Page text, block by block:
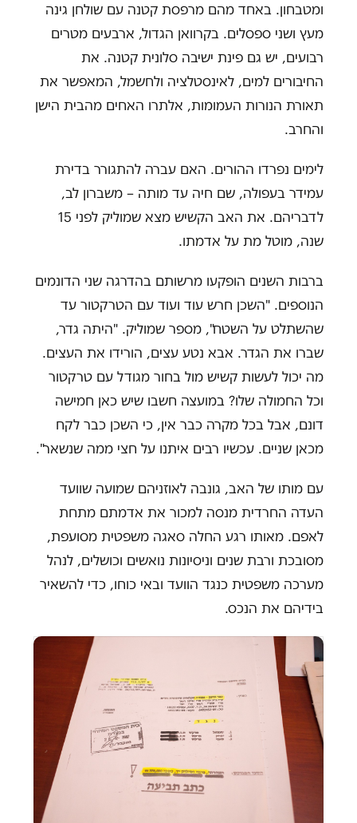
ומטבחון. באחד מהם מרפסת קטנה עם שולחן גינה
מעץ ושני ספסלים. בקרוואן הגדול, ארבעים מטרים
רבועים, יש גם פינת ישיבה סלונית קטנה. את
החיבורים למים, לאינסטלציה ולחשמל, המאפשר את
תאורת הנורות העמומות, אלתרו האחים מהבית הישן
והחרב.
לימים נפרדו ההורים. האם עברה להתגורר בדירת
עמידר בעפולה, שם חיה עד מותה – משברון לב,
לדבריהם. את האב הקשיש מצא שמוליק לפני 15
שנה, מוטל מת על אדמתו.
ברבות השנים הופקעו מרשותם בהדרגה שני הדונמים
הנוספים. "השכן חרש עוד ועוד עם הטרקטור עד
שהשתלט על השטח", מספר שמוליק. "היתה גדר,
שברו את הגדר. אבא נטע עצים, הורידו את העצים.
מה יכול לעשות קשיש מול בחור מגודל עם טרקטור
וכל החמולה שלו? במועצה חשבו שיש כאן חמישה
דונם, אבל בכל מקרה כבר אין, כי השכן כבר לקח
מכאן שניים. עכשיו רבים איתנו על חצי ממה שנשאר".
עם מותו של האב, גונבה לאוזניהם שמועה שוועד
העדה החרדית מנסה למכור את אדמתם מתחת
לאפם. מאותו רגע החלה סאגה משפטית מסועפת,
מסובכת ורבת שנים וניסיונות נואשים וכושלים, לנהל
מערכה משפטית כנגד הוועד ובאי כוחו, כדי להשאיר
בידיהם את הנכס.